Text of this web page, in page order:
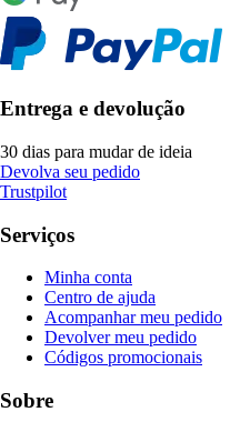
Entrega e devolução
30 dias para mudar de ideia
Devolva seu pedido
Trustpilot
Serviços
Minha conta
Centro de ajuda
Acompanhar meu pedido
Devolver meu pedido
Códigos promocionais
Sobre